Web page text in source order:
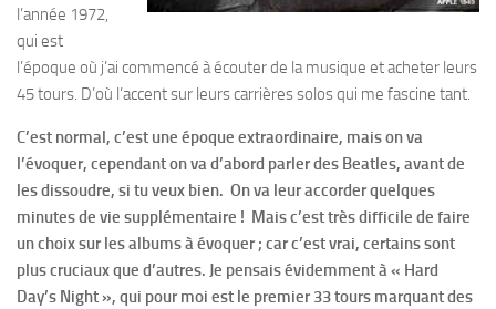
l’année 1972,
qui est
l’époque où j’ai commencé à écouter de la musique et acheter leurs
45 tours. D’où l’accent sur leurs carrières solos qui me fascine tant.
C’est normal, c’est une époque extraordinaire, mais on va
l’évoquer, cependant on va d’abord parler des Beatles, avant de
les dissoudre, si tu veux bien. On va leur accorder quelques
minutes de vie supplémentaire ! Mais c’est très difficile de faire
un choix sur les albums à évoquer ; car c’est vrai, certains sont
plus cruciaux que d’autres. Je pensais évidemment à « Hard
Day’s Night », qui pour moi est le premier 33 tours marquant des